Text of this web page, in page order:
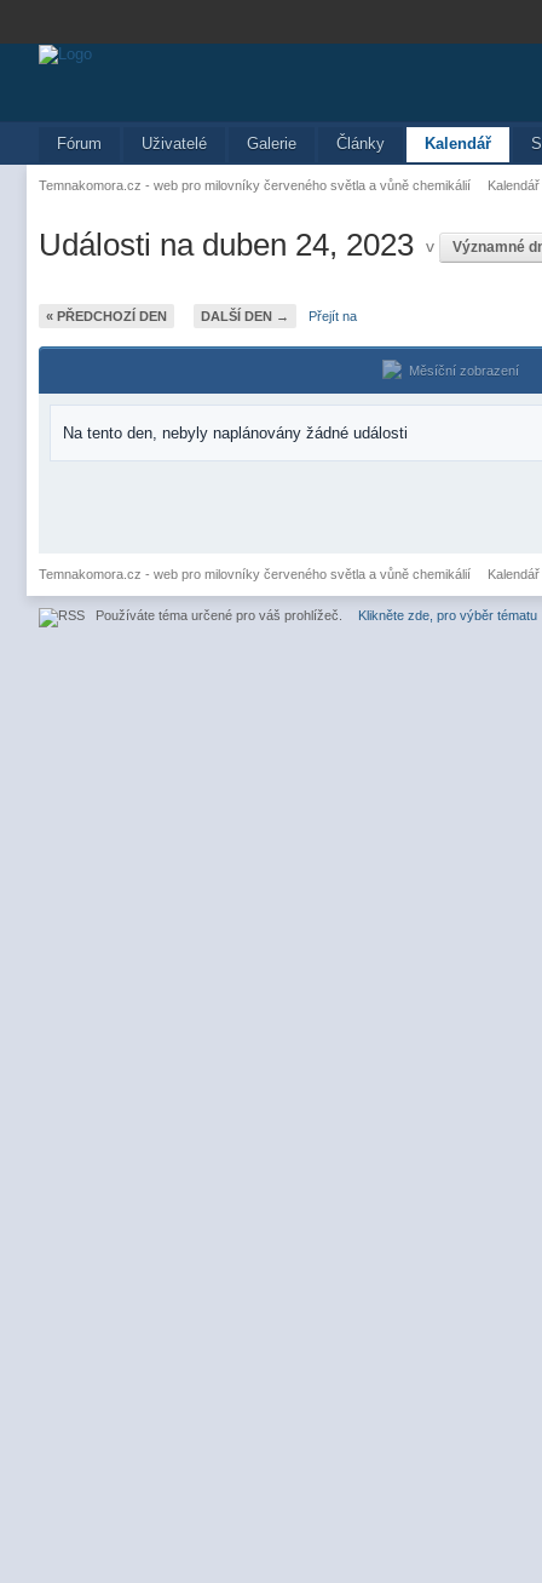
Fórum Uživatelé Galerie Články Kalendář
Temnakomora.cz - web pro milovníky červeného světla a vůně chemikálií Kalendář
Události na duben 24, 2023 v Významné
« PŘEDCHOZÍ DEN DALŠÍ DEN → Přejít na
Měsíční zobrazení
Na tento den, nebyly naplánovány žádné události
Temnakomora.cz - web pro milovníky červeného světla a vůně chemikálií Kalendář
Používáte téma určené pro váš prohlížeč. Klikněte zde, pro výběr tématu